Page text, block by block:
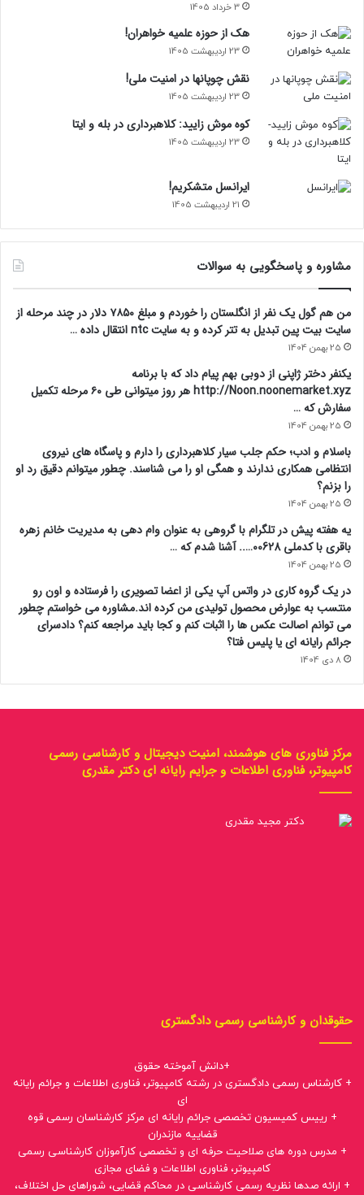
3 خرداد 1405
هک از حوزه علمیه خواهران!
23 اردیبهشت 1405
نقش چوپانها در امنیت ملی!
23 اردیبهشت 1405
کوه موش زایید: کلاهبرداری در بله و ایتا
23 اردیبهشت 1405
ایرانسل متشکریم!
21 اردیبهشت 1405
مشاوره و پاسخگویی به سوالات
من هم گول یک نفر از انگلستان را خوردم و مبلغ ۷۸۵۰ دلار در چند مرحله از
سایت بیت پین تبدیل به تتر کرده و به سایت ntc انتقال داده …
25 بهمن 1404
یکنفر دختر ژاپنی از دوبی بهم پیام داد که با برنامه
http://Noon.noonemarket.xyz هر روز میتوانی طی ۶۰ مرحله تکمیل
سفارش که …
25 بهمن 1404
باسلام و ادب؛ حکم جلب سیار کلاهبرداری را دارم و پاسگاه های نیروی
انتظامی همکاری ندارند و همگی او را می شناسند. چطور میتوانم دقیق رد او
را بزنم؟
25 بهمن 1404
یه هفته پیش در تلگرام با گروهی به عنوان وام دهی به مدیریت خانم زهره
باقری با کدملی 00628….. آشنا شدم که …
25 بهمن 1404
در یک گروه کاری در واتس آپ یکی از اعضا تصویری را فرستاده و اون رو
منتسب به عوارض محصول تولیدی من کرده اند.مشاوره می خواستم چطور
می توانم اصالت عکس ها را اثبات کنم و کجا باید مراجعه کنم؟ دادسرای
جرائم رایانه ای یا پلیس فتا؟
8 دی 1404
مرکز فناوری های هوشمند، امنیت دیجیتال و کارشناسی رسمی
کامپیوتر، فناوری اطلاعات و جرایم رایانه ای دکتر مقدری
حقوقدان و کارشناسی رسمی دادگستری
+دانش آموخته حقوق
+ کارشناس رسمی دادگستری در رشته کامپیوتر، فناوری اطلاعات و جرائم رایانه
ای
+ رییس کمیسیون تخصصی جرائم رایانه ای مرکز کارشناسان رسمی قوه
قضاییه مازندران
+ مدرس دوره های صلاحیت حرفه ای و تخصصی کارآموزان کارشناسی رسمی
کامپیوتر، فناوری اطلاعات و فضای مجازی
+ ارائه صدها نظریه رسمی کارشناسی در محاکم قضایی، شوراهای حل اختلاف،